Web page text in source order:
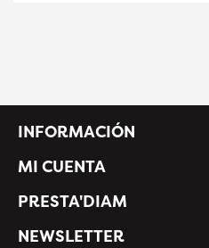
INFORMACIÓN
MI CUENTA
PRESTA'DIAM
NEWSLETTER